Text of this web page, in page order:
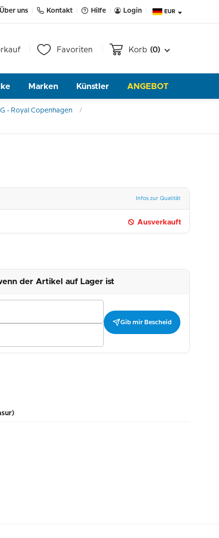
uns Kontakt Hilfe Login EUR
Favoriten Korb (0)
Marken Künstler ANGEBOT
- Royal Copenhagen
Infos zur Qualität
Ausverkauft
der Artikel auf Lager ist
Gib mir Bescheid